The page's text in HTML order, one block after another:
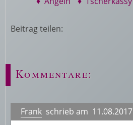
Beitrag teilen:
Kommentare:
Frank schrieb am 11.08.2017